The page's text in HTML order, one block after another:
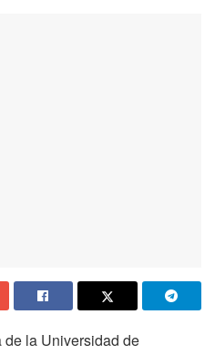
la Universidad de